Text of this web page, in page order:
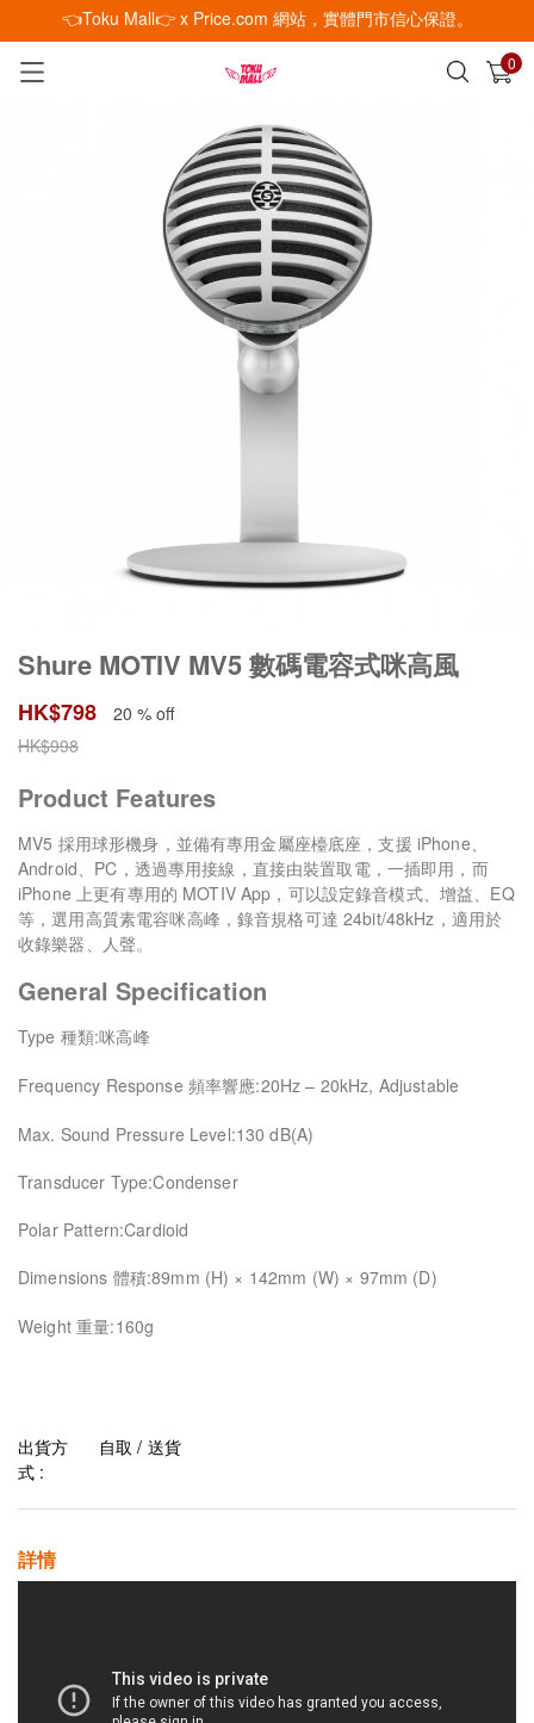
👈Toku Mall👉 x Price.com 網站，實體門市信心保證。
0
已加入購物車 查看
Shure MOTIV MV5 數碼電容式咪高風
HK$798
20 % off
HK$998
Product Features
MV5 採用球形機身，並備有專用金屬座檯底座，支援 iPhone、
Android、PC，透過專用接線，直接由裝置取電，一插即用，而
iPhone 上更有專用的 MOTIV App，可以設定錄音模式、增益、EQ
等，選用高質素電容咪高峰，錄音規格可達 24bit/48kHz，適用於
收錄樂器、人聲。
General Specification
Type 種類:咪高峰
Frequency Response 頻率響應:20Hz – 20kHz, Adjustable
Max. Sound Pressure Level:130 dB(A)
Transducer Type:Condenser
Polar Pattern:Cardioid
Dimensions 體積:89mm (H) × 142mm (W) × 97mm (D)
Weight 重量:160g
出貨方
式 :
自取 / 送貨
詳情